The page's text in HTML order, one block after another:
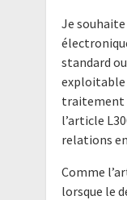
Je
standard
exploitable
traitement
l’article
relations
Comme
lorsque le